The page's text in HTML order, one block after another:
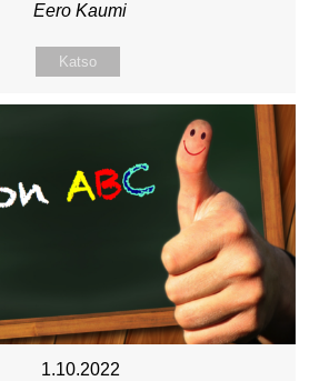
Eero Kaumi
Katso
1.10.2022